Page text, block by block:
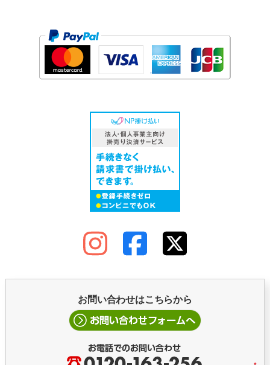
お問い合わせはこちらから